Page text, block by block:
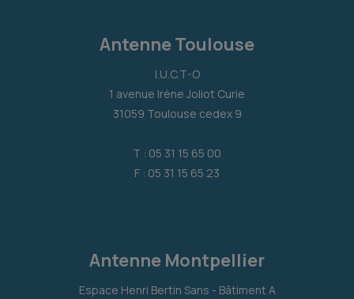
Antenne Toulouse
I.U.C.T-O
1 avenue Irène Joliot Curie
31059 Toulouse cedex 9
T : 05 31 15 65 00
F : 05 31 15 65 23
Antenne Montpellier
Espace Henri Bertin Sans - Bâtiment A